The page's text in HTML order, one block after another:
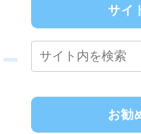
サイ
お勧